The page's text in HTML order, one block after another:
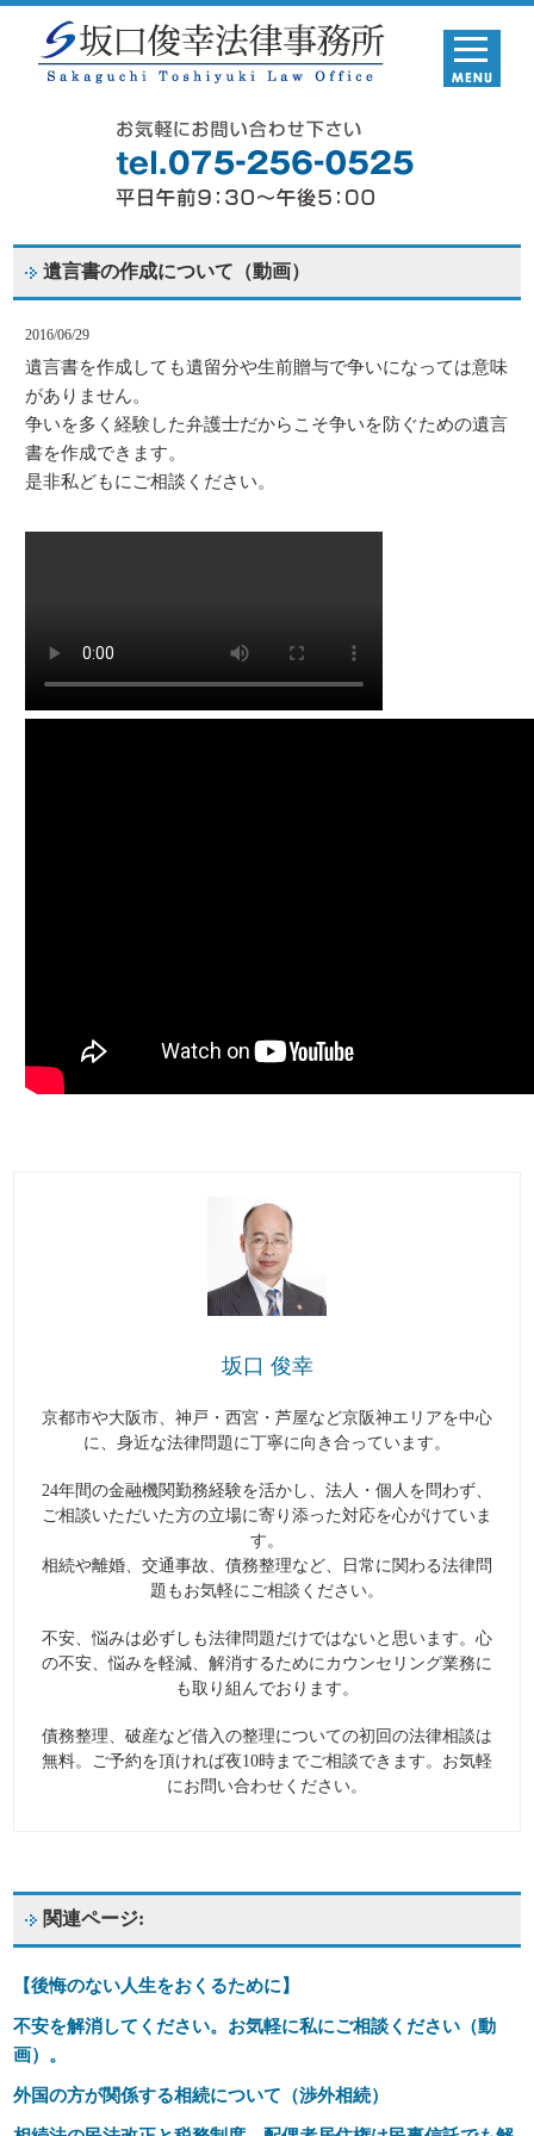
遺言書の作成について（動画）
2016/06/29
遺言書を作成しても遺留分や生前贈与で争いになっては意味
がありません。
争いを多く経験した弁護士だからこそ争いを防ぐための遺言
書を作成できます。
是非私どもにご相談ください。
坂口 俊幸
京都市や大阪市、神戸・西宮・芦屋など京阪神エリアを中心
に、身近な法律問題に丁寧に向き合っています。
24年間の金融機関勤務経験を活かし、法人・個人を問わず、
ご相談いただいた方の立場に寄り添った対応を心がけていま
す。
相続や離婚、交通事故、債務整理など、日常に関わる法律問
題もお気軽にご相談ください。
不安、悩みは必ずしも法律問題だけではないと思います。心
の不安、悩みを軽減、解消するためにカウンセリング業務に
も取り組んでおります。
債務整理、破産など借入の整理についての初回の法律相談は
無料。ご予約を頂ければ夜10時までご相談できます。お気軽
にお問い合わせください。
関連ページ:
【後悔のない人生をおくるために】
不安を解消してください。お気軽に私にご相談ください（動
画）。
外国の方が関係する相続について（渉外相続）